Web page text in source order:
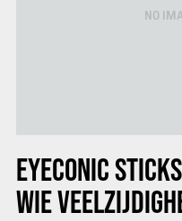
NO
EYECONIC
WIE